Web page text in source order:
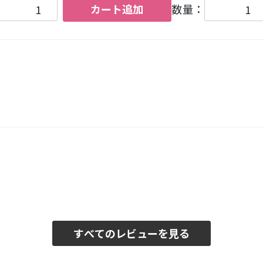
カート追加 数量：
すべてのレビューを見る